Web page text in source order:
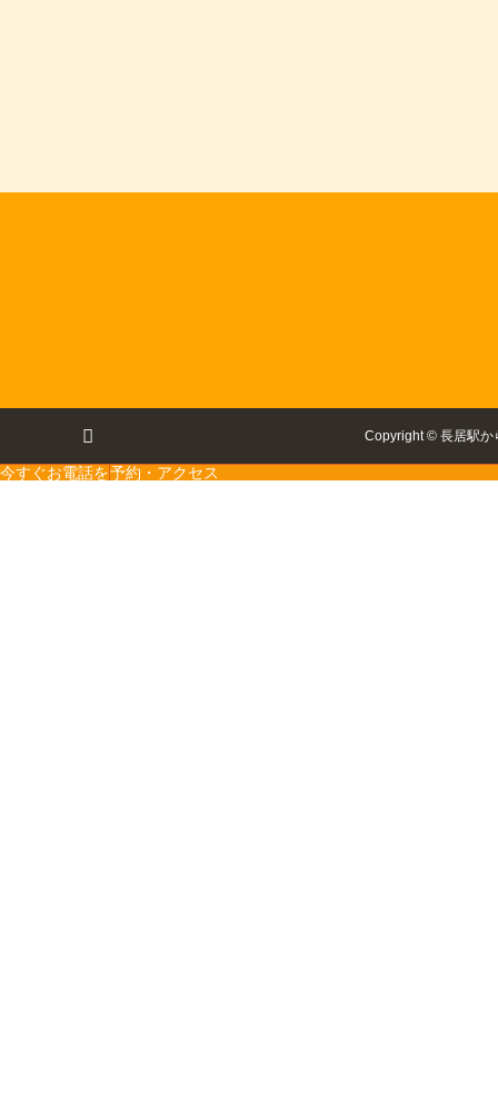
Copyright © 長居駅
今すぐお電話を予約・アクセス